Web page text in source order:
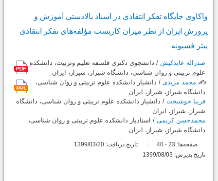
واکاوی جایگاه تفکر انتقادی در اسناد بالادستی آموزش و
پرورش ایران از نظر میزان کاربست مؤلفه‌های تفکر انتقادی
پیتر فسیونه
صدراله عابدکیش / دانشجوی دکتری فلسفه تعلیم وتربیت، دانشکده
علوم تربیتی و روان شناسی، دانشگاه شیراز، شیراز، ایران
✍️ محمد مزیدی / دانشیار دانشکده علوم تربیتی و روان شناسی،
دانشگاه شیراز، شیراز، ایران
فریبا خوشبخت / دانشیار دانشکده علوم تربیتی و روان شناسی، دانشگاه
شیراز، شیراز، ایران
محمدحسن کریمی / استادیار دانشکده علوم تربیتی و روان شناسی،
دانشگاه شیراز، شیراز، ایران
صفحه‌ها: 23
-
تاریخ دریافت: 1399/03/20
تاریخ پذیرش: 1399/08/03